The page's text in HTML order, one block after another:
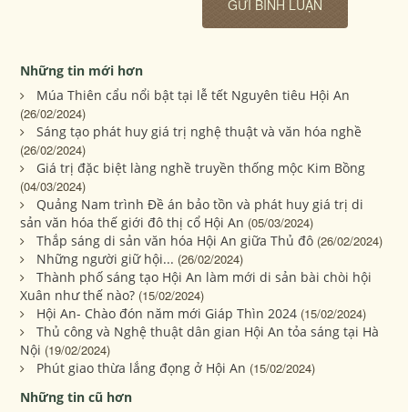
Những tin mới hơn
Múa Thiên cẩu nổi bật tại lễ tết Nguyên tiêu Hội An
(26/02/2024)
Sáng tạo phát huy giá trị nghệ thuật và văn hóa nghề
(26/02/2024)
Giá trị đặc biệt làng nghề truyền thống mộc Kim Bồng
(04/03/2024)
Quảng Nam trình Đề án bảo tồn và phát huy giá trị di
sản văn hóa thế giới đô thị cổ Hội An (05/03/2024)
Thắp sáng di sản văn hóa Hội An giữa Thủ đô (26/02/2024)
Những người giữ hội... (26/02/2024)
Thành phố sáng tạo Hội An làm mới di sản bài chòi hội
Xuân như thế nào? (15/02/2024)
Hội An- Chào đón năm mới Giáp Thìn 2024 (15/02/2024)
Thủ công và Nghệ thuật dân gian Hội An tỏa sáng tại Hà
Nội (19/02/2024)
Phút giao thừa lắng đọng ở Hội An (15/02/2024)
Những tin cũ hơn